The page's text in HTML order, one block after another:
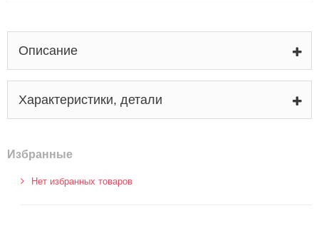
Описание
Характеристики, детали
Избранные
Нет избранных товаров